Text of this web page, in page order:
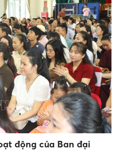
động của Ban đại